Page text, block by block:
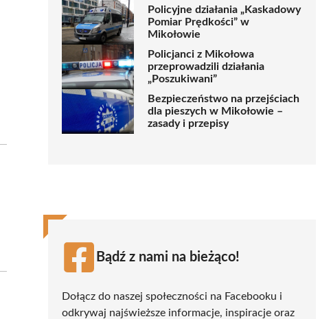
Policyjne działania „Kaskadowy
Pomiar Prędkości” w
Mikołowie
Policjanci z Mikołowa
przeprowadzili działania
„Poszukiwani”
Bezpieczeństwo na przejściach
dla pieszych w Mikołowie –
zasady i przepisy
Bądź z nami na bieżąco!
Dołącz do naszej społeczności na Facebooku i
odkrywaj najświeższe informacje, inspiracje oraz